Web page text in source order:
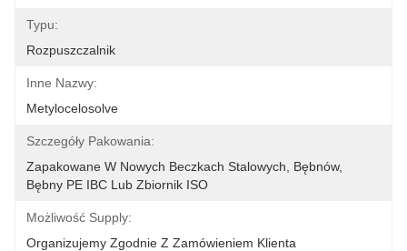
Typu:
Rozpuszczalnik
Inne Nazwy:
Metylocelosolve
Szczegóły Pakowania:
Zapakowane W Nowych Beczkach Stalowych, Bębnów,
Bębny PE IBC Lub Zbiornik ISO
Możliwość Supply:
Organizujemy Zgodnie Z Zamówieniem Klienta